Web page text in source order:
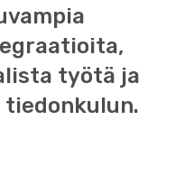
työtä ja
tiedonkulun.